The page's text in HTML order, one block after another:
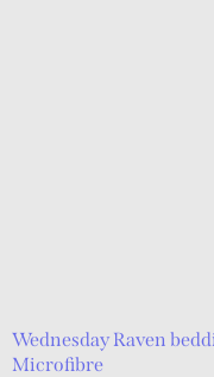
Wednesday Raven
Microfibre